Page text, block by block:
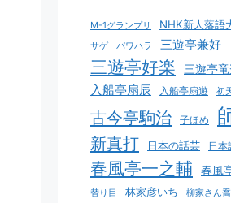
M-1グランプリ NHK新人落語
サゲ パワハラ 三遊亭兼好
三遊亭好楽 三遊亭
入船亭扇辰 入船亭扇遊 初
古今亭駒治 子ほめ
新真打 日本の話芸 日本
春風亭一之輔 春風
替り目 林家彦いち 柳家さん喬